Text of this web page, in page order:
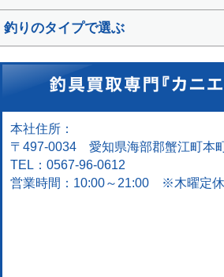
釣りのタイプで選ぶ
本社住所：
〒497-0034 愛知県海部郡蟹江町本
TEL：0567-96-0612
営業時間：10:00～21:00 ※木曜定休